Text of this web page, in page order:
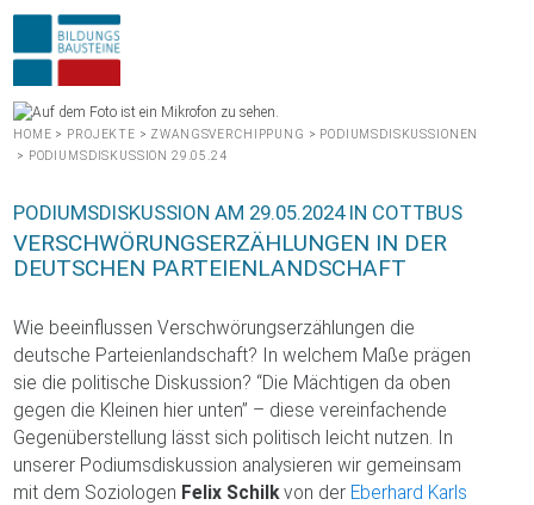
HOME > PROJEKTE > ZWANGSVERCHIPPUNG > PODIUMSDISKUSSIONEN
>
PODIUMSDISKUSSION 29.05.24
PODIUMSDISKUSSION AM 29.05.2024 IN COTTBUS
VERSCHWÖRUNGSERZÄHLUNGEN IN DER
DEUTSCHEN PARTEIENLANDSCHAFT
Wie beeinflussen Verschwörungserzählungen die
deutsche Parteienlandschaft? In welchem Maße prägen
sie die politische Diskussion? “Die Mächtigen da oben
gegen die Kleinen hier unten” – diese vereinfachende
Gegenüberstellung lässt sich politisch leicht nutzen. In
unserer Podiumsdiskussion analysieren wir gemeinsam
mit dem Soziologen Felix Schilkvon der Eberhard Karls